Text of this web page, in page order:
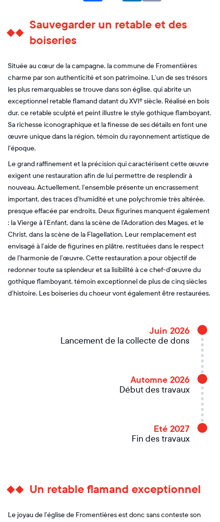
Sauvegarder un retable et des
boiseries
Située au cœur de la campagne, la commune de Fromentières
charme par son authenticité et son patrimoine. L’un de ses trésors
les plus remarquables se trouve dans son église, qui abrite un
exceptionnel retable flamand datant du XVIᵉ siècle. Réalisé en bois
dur, ce retable sculpté et peint illustre le style gothique flamboyant.
Sa richesse iconographique et la finesse de ses détails en font une
œuvre unique dans la région, témoin du rayonnement artistique de
l’époque.
Le grand raffinement et la précision qui caractérisent cette œuvre
exigent une restauration afin de lui permettre de resplendir à
nouveau. Actuellement, l’ensemble présente un encrassement
important, des traces d’humidité et une polychromie très altérée,
presque effacée par endroits. Deux figurines manquent également
: la Vierge à l’Enfant, dans la scène de l’Adoration des Mages, et le
Christ, dans la scène de la Flagellation. Leur remplacement est
envisagé à l’aide de figurines en plâtre, restituées dans le respect
de l’harmonie de l’œuvre. Cette restauration a pour objectif de
redonner toute sa splendeur et sa lisibilité à ce chef-d’œuvre du
gothique flamboyant, témoin exceptionnel de plus de cinq siècles
d’histoire. Les boiseries du choeur vont également être restaurées.
Juin 2026
Lancement de la collecte de dons
Automne 2026
Début des travaux
Eté 2027
Fin des travaux
Un retable flamand exceptionnel
Le joyau de l’église de Fromentières est donc sans conteste son